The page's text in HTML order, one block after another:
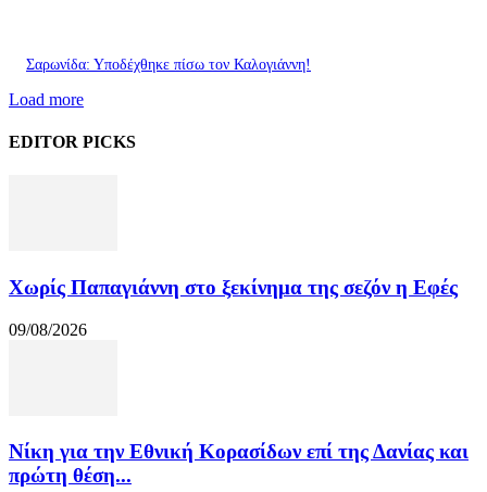
Σαρωνίδα: Υποδέχθηκε πίσω τον Καλογιάννη!
Load more
EDITOR PICKS
Χωρίς Παπαγιάννη στο ξεκίνημα της σεζόν η Εφές
09/08/2026
Νίκη για την Εθνική Κορασίδων επί της Δανίας και
πρώτη θέση...